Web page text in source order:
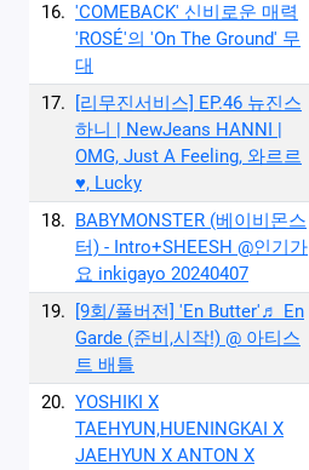
16. 'COMEBACK' 신비로운 매력
'ROSÉ'의 'On The Ground' 무
대
17.
[리무진서비스] EP.46 뉴진스
하니 | NewJeans HANNI |
OMG, Just A Feeling, 와르르
♥, Lucky
18. BABYMONSTER (베이비몬스
터) - Intro+SHEESH @인기가
요 inkigayo 20240407
19.
[9회/풀버전] 'En Butter'♬ En
Garde (준비,시작!) @ 아티스
트 배틀
20. YOSHIKI X
TAEHYUN,HUENINGKAI X
JAEHYUN X ANTON X